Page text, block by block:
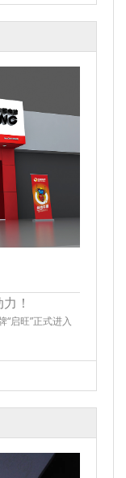
！
启旺”正式进入